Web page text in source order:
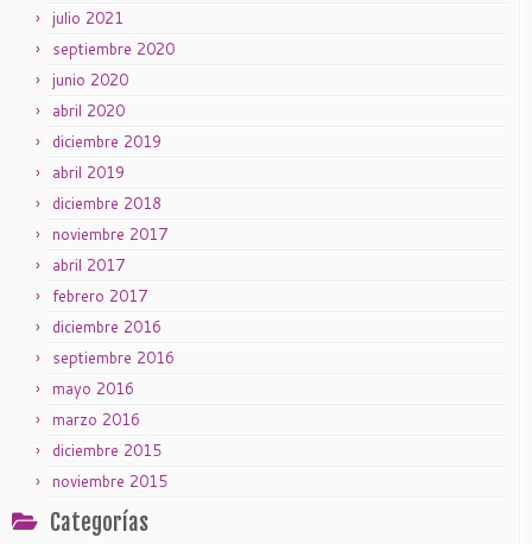
julio 2021
septiembre 2020
junio 2020
abril 2020
diciembre 2019
abril 2019
diciembre 2018
noviembre 2017
abril 2017
febrero 2017
diciembre 2016
septiembre 2016
mayo 2016
marzo 2016
diciembre 2015
noviembre 2015
Categorías